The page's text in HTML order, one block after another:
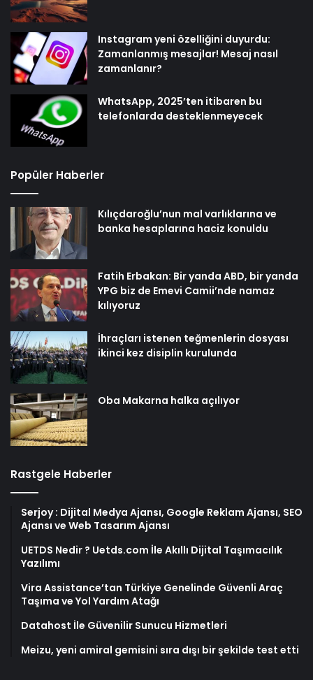
Instagram yeni özelliğini duyurdu:
Zamanlanmış mesajlar! Mesaj nasıl
zamanlanır?
WhatsApp, 2025’ten itibaren bu
telefonlarda desteklenmeyecek
Popüler Haberler
Kılıçdaroğlu’nun mal varlıklarına ve
banka hesaplarına haciz konuldu
Fatih Erbakan: Bir yanda ABD, bir yanda
YPG biz de Emevi Camii’nde namaz
kılıyoruz
İhraçları istenen teğmenlerin dosyası
ikinci kez disiplin kurulunda
Oba Makarna halka açılıyor
Rastgele Haberler
Serjoy : Dijital Medya Ajansı, Google Reklam Ajansı, SEO
Ajansı ve Web Tasarım Ajansı
UETDS Nedir ? Uetds.com İle Akıllı Dijital Taşımacılık
Yazılımı
Vira Assistance’tan Türkiye Genelinde Güvenli Araç
Taşıma ve Yol Yardım Atağı
Datahost İle Güvenilir Sunucu Hizmetleri
Meizu, yeni amiral gemisini sıra dışı bir şekilde test etti